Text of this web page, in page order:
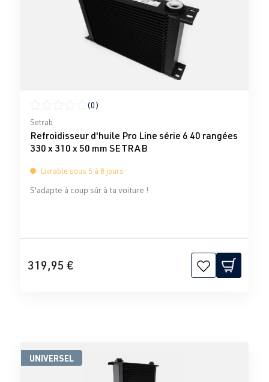
Note moyenne de 0 sur 5 étoiles
(0)
Setrab
Refroidisseur d'huile Pro Line série 6 40 rangées
330 x 310 x 50 mm SETRAB
Livrable sous 5 à 8 jours
S'adapte à coup sûr à ta voiture !
319,95 €
UNIVERSEL